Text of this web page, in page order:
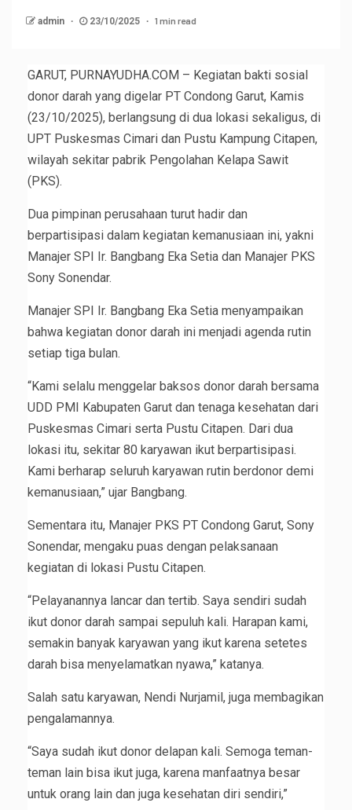
admin 23/10/2025 1 min read
GARUT, PURNAYUDHA.COM – Kegiatan bakti sosial
donor darah yang digelar PT Condong Garut, Kamis
(23/10/2025), berlangsung di dua lokasi sekaligus, di
UPT Puskesmas Cimari dan Pustu Kampung Citapen,
wilayah sekitar pabrik Pengolahan Kelapa Sawit
(PKS).
Dua pimpinan perusahaan turut hadir dan
berpartisipasi dalam kegiatan kemanusiaan ini, yakni
Manajer SPI Ir. Bangbang Eka Setia dan Manajer PKS
Sony Sonendar.
Manajer SPI Ir. Bangbang Eka Setia menyampaikan
bahwa kegiatan donor darah ini menjadi agenda rutin
setiap tiga bulan.
“Kami selalu menggelar baksos donor darah bersama
UDD PMI Kabupaten Garut dan tenaga kesehatan dari
Puskesmas Cimari serta Pustu Citapen. Dari dua
lokasi itu, sekitar 80 karyawan ikut berpartisipasi.
Kami berharap seluruh karyawan rutin berdonor demi
kemanusiaan,” ujar Bangbang.
Sementara itu, Manajer PKS PT Condong Garut, Sony
Sonendar, mengaku puas dengan pelaksanaan
kegiatan di lokasi Pustu Citapen.
“Pelayanannya lancar dan tertib. Saya sendiri sudah
ikut donor darah sampai sepuluh kali. Harapan kami,
semakin banyak karyawan yang ikut karena setetes
darah bisa menyelamatkan nyawa,” katanya.
Salah satu karyawan, Nendi Nurjamil, juga membagikan
pengalamannya.
“Saya sudah ikut donor delapan kali. Semoga teman-
teman lain bisa ikut juga, karena manfaatnya besar
untuk orang lain dan juga kesehatan diri sendiri,”